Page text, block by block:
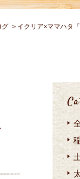
グ イクリア×ママハタ